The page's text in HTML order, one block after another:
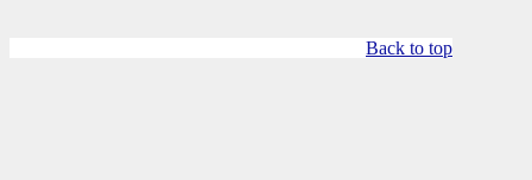
Back to top